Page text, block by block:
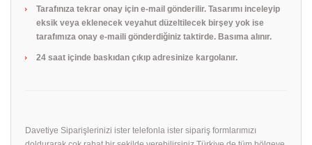
Tarafınıza tekrar onay için e-mail gönderilir. Tasarımı inceleyip
eksik veya eklenecek veyahut düzeltilecek birşey yok ise
tarafımıza onay e-maili gönderdiğiniz taktirde. Basıma alınır.
24 saat içinde baskıdan çıkıp adresinize kargolanır.
Davetiye Siparişlerinizi ister telefonla ister sipariş formlarımızı